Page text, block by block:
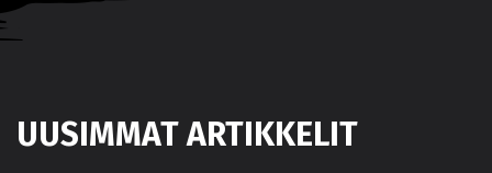
UUSIMMAT ARTIKKELIT